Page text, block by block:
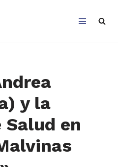
y la
en